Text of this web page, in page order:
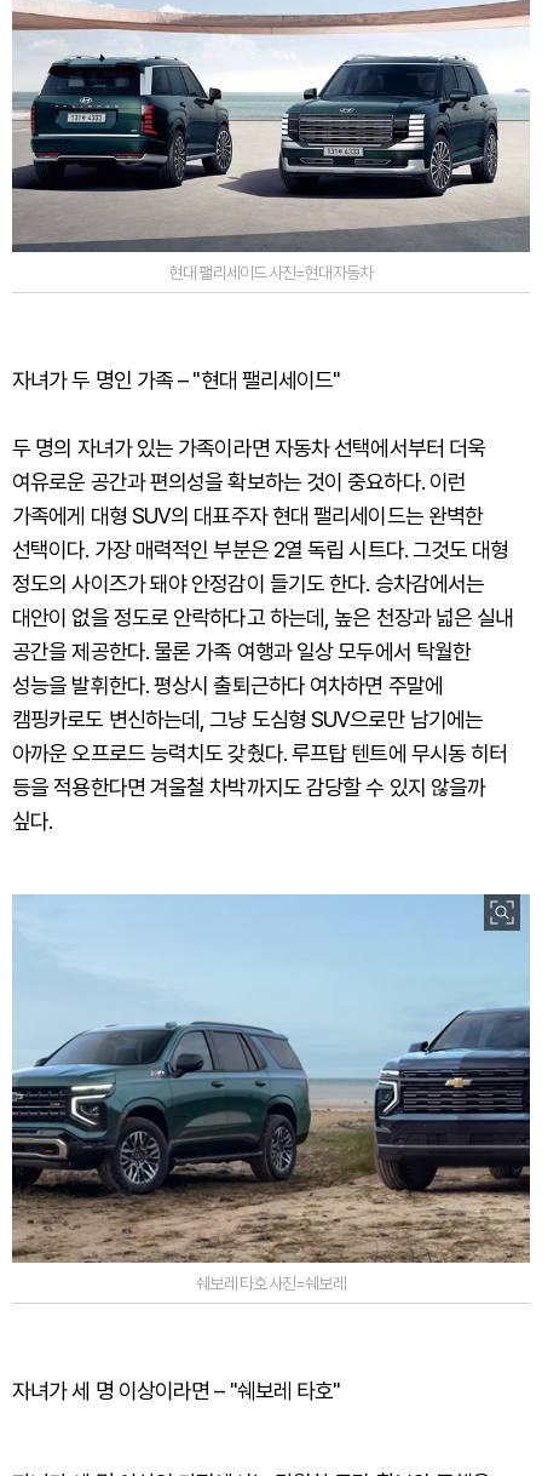
현대 팰리세이드 사진=현대자동차
자녀가 두 명인 가족 – "현대 팰리세이드"
두 명의 자녀가 있는 가족이라면 자동차 선택에서부터 더욱
여유로운 공간과 편의성을 확보하는 것이 중요하다. 이런
가족에게 대형 SUV의 대표주자 현대 팰리세이드는 완벽한
선택이다. 가장 매력적인 부분은 2열 독립 시트다. 그것도 대형
정도의 사이즈가 돼야 안정감이 들기도 한다. 승차감에서는
대안이 없을 정도로 안락하다고 하는데, 높은 천장과 넓은 실내
공간을 제공한다. 물론 가족 여행과 일상 모두에서 탁월한
성능을 발휘한다. 평상시 출퇴근하다 여차하면 주말에
캠핑카로도 변신하는데, 그냥 도심형 SUV으로만 남기에는
아까운 오프로드 능력치도 갖췄다. 루프탑 텐트에 무시동 히터
등을 적용한다면 겨울철 차박까지도 감당할 수 있지 않을까
싶다.
쉐보레 타호 사진=쉐보레
자녀가 세 명 이상이라면 – "쉐보레 타호"